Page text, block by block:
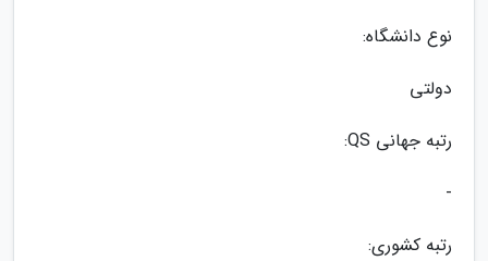
نوع دانشگاه:
دولتی
رتبه جهانی QS:
-
رتبه کشوری: